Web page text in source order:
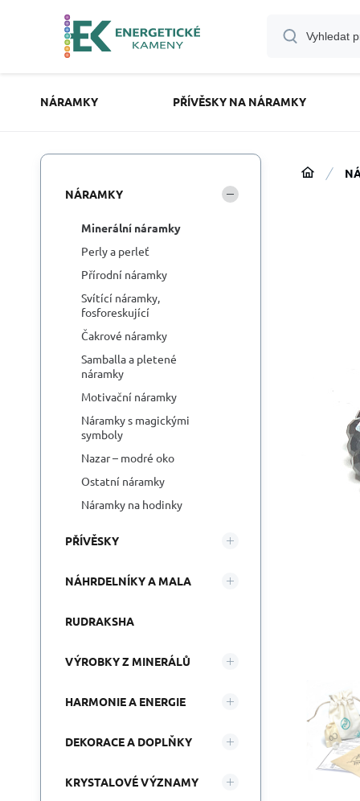
NÁRAMKY PŘÍVĚSKY NA NÁRAMKY
NÁRAMKY
Minerální náramky
Perly a perleť
Přírodní náramky
Svítící náramky,
fosforeskující
Čakrové náramky
Samballa a pletené
náramky
Motivační náramky
Náramky s magickými
symboly
Nazar – modré oko
Ostatní náramky
Náramky na hodinky
PŘÍVĚSKY
NÁHRDELNÍKY A MALA
RUDRAKSHA
VÝROBKY Z MINERÁLŮ
HARMONIE A ENERGIE
DEKORACE A DOPLŇKY
KRYSTALOVÉ VÝZNAMY